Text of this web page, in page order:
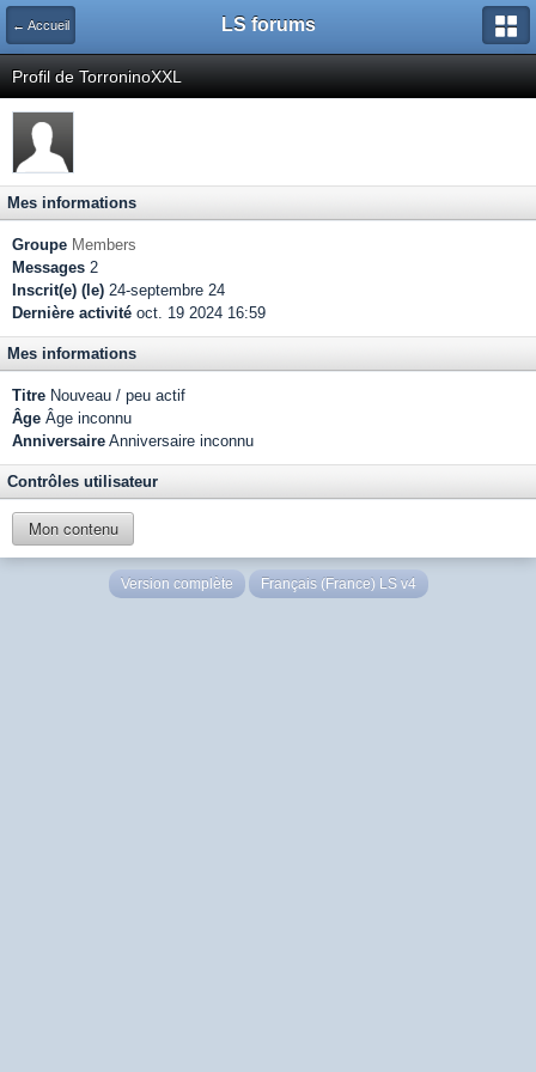
← Accueil LS forums
Profil de TorroninoXXL
Mes informations
Groupe Members
Messages 2
Inscrit(e) (le) 24-septembre 24
Dernière activité oct. 19 2024 16:59
Mes informations
Titre Nouveau / peu actif
Âge Âge inconnu
Anniversaire Anniversaire inconnu
Contrôles utilisateur
Mon contenu
Version complète Français (France) LS v4